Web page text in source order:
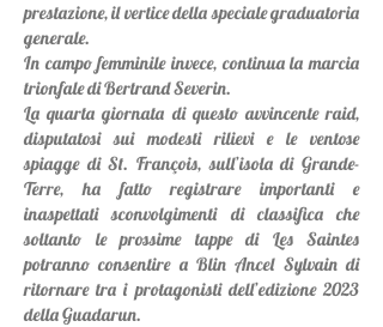
prestazione, il vertice della speciale graduatoria
generale.
In campo femminile invece, continua la marcia
trionfale di Bertrand Severin.
La quarta giornata di questo avvincente raid,
disputatosi sui modesti rilievi e le ventose
spiagge di St. François, sull’isola di Grande-
Terre, ha fatto registrare importanti e
inaspettati sconvolgimenti di classifica che
soltanto le prossime tappe di Les Saintes
potranno consentire a Blin Ancel Sylvain di
ritornare tra i protagonisti dell’edizione 2023
della Guadarun.